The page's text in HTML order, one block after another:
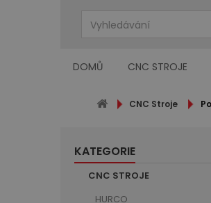
DOMŮ CNC STROJE
CNC Stroje
KATEGORIE
CNC STROJE
HURCO